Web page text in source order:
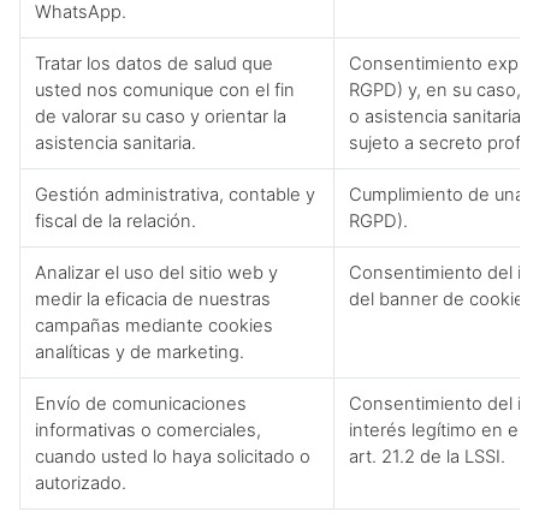
WhatsApp.
Tratar los datos de salud que
usted nos comunique con el fin
de valorar su caso y orientar la
asistencia sanitaria.
Consentimiento
RGPD) y, en su caso,
o asistencia sanitaria
sujeto a secreto
Gestión administrativa, contable y
fiscal de la relación.
Cumplimiento de una
RGPD).
Analizar el uso del sitio web y
medir la eficacia de nuestras
campañas mediante cookies
analíticas y de marketing.
Consentimiento del
del banner de cookies
Envío de comunicaciones
informativas o comerciales,
cuando usted lo haya solicitado o
autorizado.
Consentimiento del
interés legítimo en el
art. 21.2 de la LSSI.